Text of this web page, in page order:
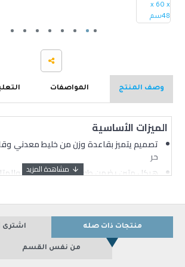
وصف المنتج المواصفات
الميزات الأساسية
تصميم يتميز بقاعدة وزن من خليط معدني
حر
هيكل متين يضمن طول فترة الاستخدام
الاستخدام لفترة طويلة
منتج مصمم بحرفية عالية التي تبرز مظهراً أنيقاً
منتجات ذات صله اشترى
من نفس القسم